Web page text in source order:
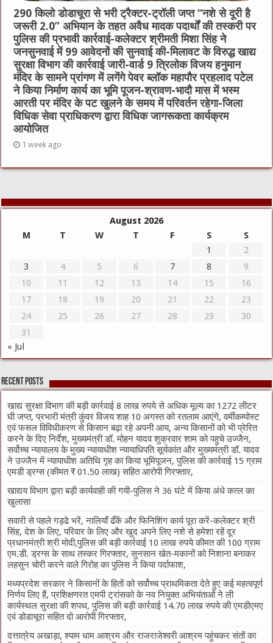
290 किलो डोडाचूरा से भरी ट्रैक्टर-ट्रॉली जप्त “नशे से दूरी है
जरूरी 2.0” अभियान के तहत अवैध मादक पदार्थों की तस्करी पर
पुलिस की प्रभावी कार्रवाई-कलेक्टर श्रीमती मिशा सिंह ने
जनसुनवाई में 99 आवेदनों की सुनवाई की-मिलावट के विरुद्ध खाद्य
सुरक्षा विभाग की कार्रवाई जारी-वार्ड 9 त्रिलोक विजय हनुमान
मंदिर के सामने प्रांगण में लगेंगे पेवर ब्लॉक महापौर प्रहलाद पटेल
ने किया निर्माण कार्य का भूमि पूजन-श्रावण-भादौ मास में भस्म
आरती पर मंदिर के पट खुलने के समय में परिवर्तन रहेगा-जिला
विधिक सेवा प्राधिकरण द्वारा विधिक जागरूकता कार्यक्रम
आयोजित
1 week ago
August 2026
M
T W T F S
S
1
2
3
4 5 6 7 8
9
10
11 12 13 14 15
16
17
18 19 20 21 22
23
24
25 26 27 28 29
30
31
« Jul
Recent Posts
खाद्य सुरक्षा विभाग की बड़ी कार्रवाई 8 लाख रुपये से अधिक मूल्य का 1272 लीटर
घी जप्त, प्रभारी मंत्री कुंवर विजय शाह 10 अगस्त को रतलाम आएंगे, वर्मीकम्पोस्ट
एवं फसल विविधीकरण से किसान बढ़ा रहे अपनी आय, अन्य किसानों को भी प्रेरित
करने के दिए निर्देश, मुख्यमंत्री डॉ. मोहन यादव शुक्रवार शाम को पहुचे उज्जैन,
सर्वोच्च न्यायालय के मुख्‍य न्‍यायाधीश न्यायाधिपति सूर्यकांत और मुख्यमंत्री डॉ. यादव
ने उज्जैन में न्यायाधीश अतिथि गृह का किया भूमिपूजन, पुलिस की कार्रवाई 15 ग्राम
एमडी ड्रग्स (कीमत ₹ 01.50 लाख) सहित आरोपी गिरफ्तार,
खाद्यय विभाग द्वारा बड़ी कार्यवाही की गयी-पुलिस ने 36 घंटे में किया अंधे कत्ल का
खुलासा
सवारी से पहले गड्ढे भरें, नालियाँ ढँकें और फिनिशिंग कार्य पूरा करें-कलेक्टर श्री
सिंह, देश के लिए, परिवार के लिए और खुद अपने लिए नशे से हमेशा रहें दूर
प्रधानमंत्री श्री मोदी,पुलिस की बड़ी कार्रवाई 10 लाख रुपये कीमत की 100 ग्राम
एम.डी. ड्रग्स के साथ तस्कर गिरफ्तार, सुनसान खेत-मकानों को निशाना बनाकर
लहसुन चोरी करने वाले गिरोह का पुलिस ने किया पर्दाफाश,
मध्यप्रदेश सरकार ने किसानों के हितों को सर्वोच्च प्राथमिकता देते हुए कई महत्वपूर्ण
निर्णय लिए हैं, प्रशिक्षणरत एमपी ट्रांसको के नव नियुक्त अभियंताओं ने ली
कार्यस्थल सुरक्षा की शपथ, पुलिस की बड़ी कार्रवाई 14.70 लाख रुपये की एमडीएमए
एवं डोडाचूरा सहित दो आरोपी गिरफ्तार,
दत्तात्रेय अखाड़ा, श्याम धाम आश्रम और राजराजेश्वरी आश्रम पहुंचकर संतों का